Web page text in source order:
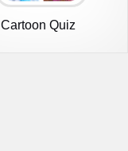
Cartoon Quiz